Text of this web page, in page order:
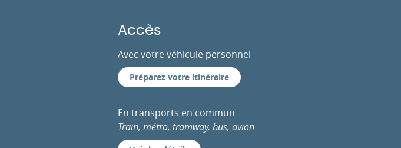
Accès
Avec votre véhicule personnel
Préparez votre itinéraire
En transports en commun
Train, métro, tramway, bus, avion